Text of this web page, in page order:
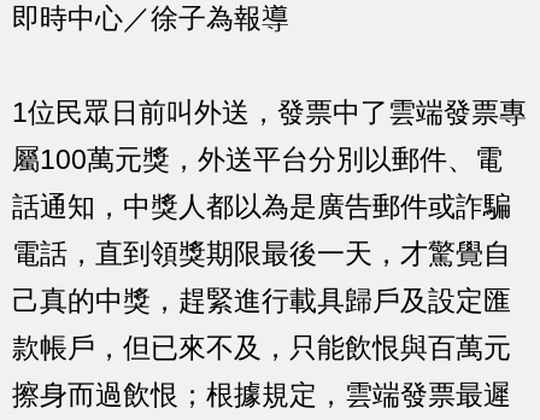
即時中心／徐子為報導
1位民眾日前叫外送，發票中了雲端發票專
屬100萬元獎，外送平台分別以郵件、電
話通知，中獎人都以為是廣告郵件或詐騙
電話，直到領獎期限最後一天，才驚覺自
己真的中獎，趕緊進行載具歸戶及設定匯
款帳戶，但已來不及，只能飲恨與百萬元
擦身而過飲恨；根據規定，雲端發票最遲